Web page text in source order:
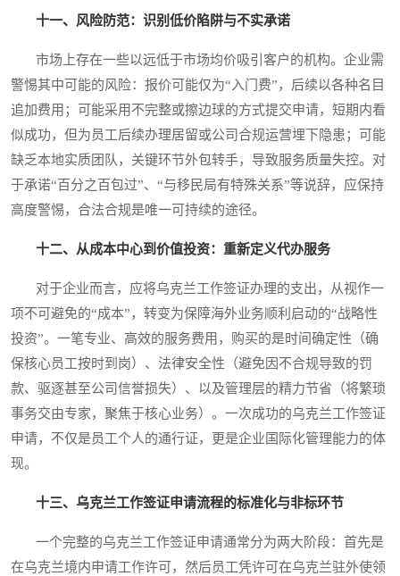
十一、风险防范：识别低价陷阱与不实承诺
市场上存在一些以远低于市场均价吸引客户的机构。企业需
警惕其中可能的风险：报价可能仅为“入门费”，后续以各种名目
追加费用；可能采用不完整或擦边球的方式提交申请，短期内看
似成功，但为员工后续办理居留或公司合规运营埋下隐患；可能
缺乏本地实质团队，关键环节外包转手，导致服务质量失控。对
于承诺“百分之百包过”、“与移民局有特殊关系”等说辞，应保持
高度警惕，合法合规是唯一可持续的途径。
十二、从成本中心到价值投资：重新定义代办服务
对于企业而言，应将乌克兰工作签证办理的支出，从视作一
项不可避免的“成本”，转变为保障海外业务顺利启动的“战略性
投资”。一笔专业、高效的服务费用，购买的是时间确定性（确
保核心员工按时到岗）、法律安全性（避免因不合规导致的罚
款、驱逐甚至公司信誉损失）、以及管理层的精力节省（将繁琐
事务交由专家，聚焦于核心业务）。一次成功的乌克兰工作签证
申请，不仅是员工个人的通行证，更是企业国际化管理能力的体
现。
十三、乌克兰工作签证申请流程的标准化与非标环节
一个完整的乌克兰工作签证申请通常分为两大阶段：首先是
在乌克兰境内申请工作许可，然后员工凭许可在乌克兰驻外使领